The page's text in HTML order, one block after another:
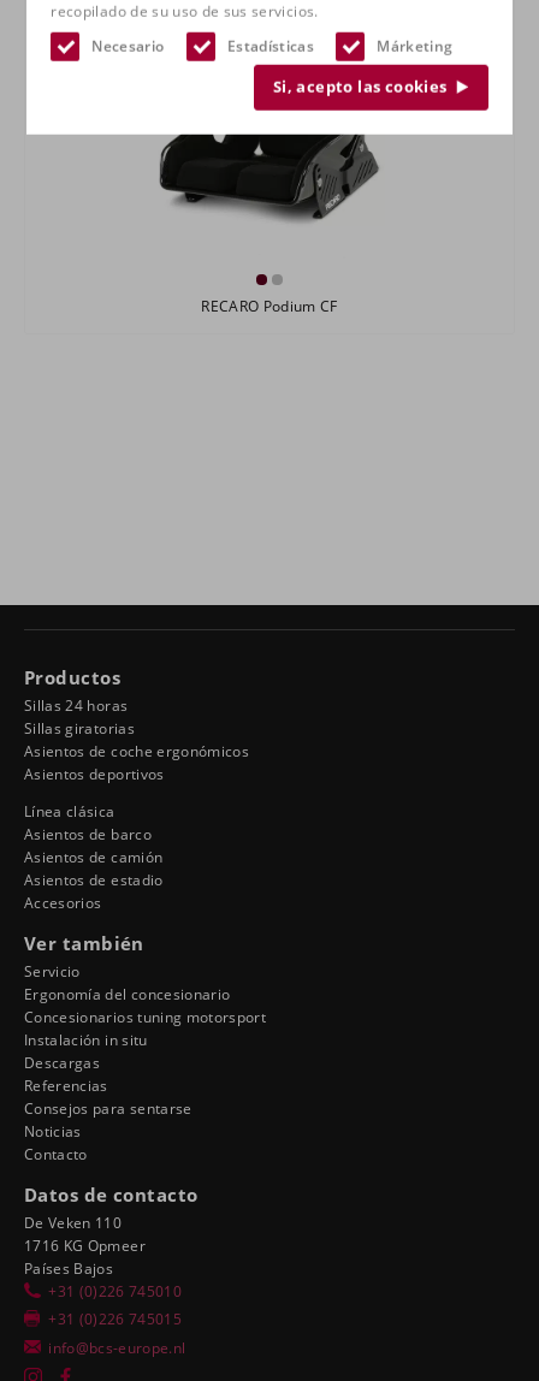
recopilado de su uso de sus servicios.
Necesario
Estadísticas Márketing
Si, acepto las cookies
RECARO Podium CF
Productos
Sillas 24 horas
Sillas giratorias
Asientos de coche ergonómicos
Asientos deportivos
Línea clásica
Asientos de barco
Asientos de camión
Asientos de estadio
Accesorios
Ver también
Servicio
Ergonomía del concesionario
Concesionarios tuning motorsport
Instalación in situ
Descargas
Referencias
Consejos para sentarse
Noticias
Contacto
Datos de contacto
De Veken 110
1716 KG Opmeer
Países Bajos
+31 (0)226 745010
+31 (0)226 745015
info@bcs-europe.nl